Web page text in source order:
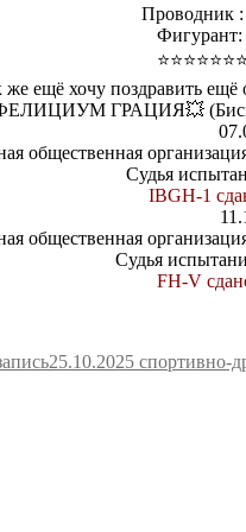
Проводник
же ещё хочу поздравить
ГРАЦИЯ💥
общественная
Судья
IBGH-1
общественная
Судья
FH-V
25.10.2025 спортивно-